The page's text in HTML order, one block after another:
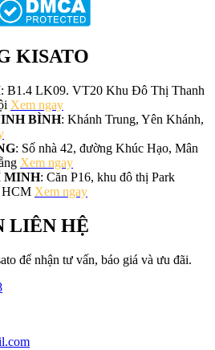
KISATO
: B1.4 LK09. VT20 Khu Đô Thị Thanh
Xem ngay
BÌNH: Khánh Trung, Yên Khánh,
: Số nhà 42, đường Khúc Hạo, Mân
Xem ngay
MINH: Căn P16, khu đô thị Park
HCM Xem ngay
LIÊN HỆ
để nhận tư vấn, báo giá và ưu đãi.